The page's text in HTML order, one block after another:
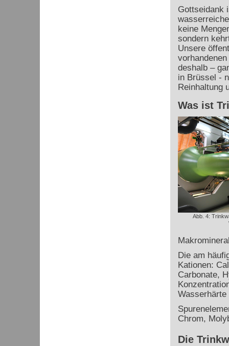
Gottseidank
keine
sondern
Unsere
deshalb –
in Brüssel -
Reinhaltung
Was ist
Abb. 4:
Die am
Kationen:
Carbonate,
Chrom,
Die